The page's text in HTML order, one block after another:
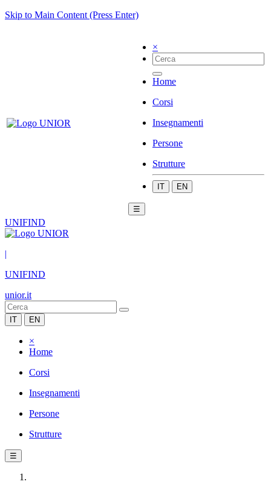
Skip to Main Content (Press Enter)
×
Home
Corsi
Insegnamenti
Persone
Strutture
IT EN
☰
UNIFIND
|
UNIFIND
unior.it
IT EN
×
Home
Corsi
Insegnamenti
Persone
Strutture
☰